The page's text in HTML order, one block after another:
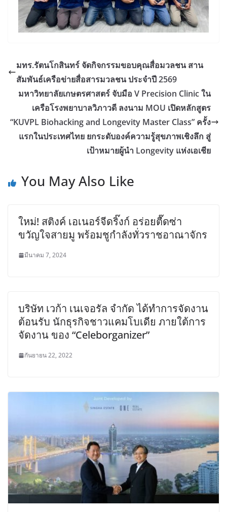
มทร.รัตนโกสินทร์ จัดกิจกรรมขอบคุณสื่อมวลชน สาน
สัมพันธ์เครือข่ายสื่อสารมวลชน ประจำปี 2569
มหาวิทยาลัยเกษตรศาสตร์ จับมือ V Precision Clinic ใน
เครือโรงพยาบาลวิภาวดี ลงนาม MOU เปิดหลักสูตร
“KUVPL Biohacking and Longevity Master Class” ครั้ง
แรกในประเทศไทย ยกระดับองค์ความรู้สุขภาพเชิงลึก สู่
เป้าหมายผู้นำ Longevity แห่งเอเชีย
You May Also Like
ใหม่! สติงค์ เอเนอร์จีดริ๊งก์ อร่อยตื๊ดซ่า
ขวัญใจสายมู พร้อมชูกำลังทั่วราชอาณาจักร
มีนาคม 7, 2024
บริษัท เวก้า เนเจอรัล จำกัด ได้ทำการจัดงาน
ต้อนรับ นักธุรกิจชาวแคมโบเดีย ภายใต้การ
จัดงาน ของ “Celeborganizer”
กันยายน 22, 2022